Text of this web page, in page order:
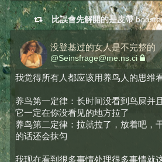
比誤會先解開的是皮帶
没登基过的女人是不完整的
@Seinsfrage@me.ns.ci
我觉得所有人都应该用养鸟人的思维
养鸟第一定律：长时间没看到鸟屎并
它一定在你没看见的地方拉了
养鸟第二定律：拉就拉了，放着吧，
的话还会抹匀
我现在看到很多事情处理很多事情就